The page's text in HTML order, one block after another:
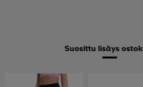
Suosittu lisäys